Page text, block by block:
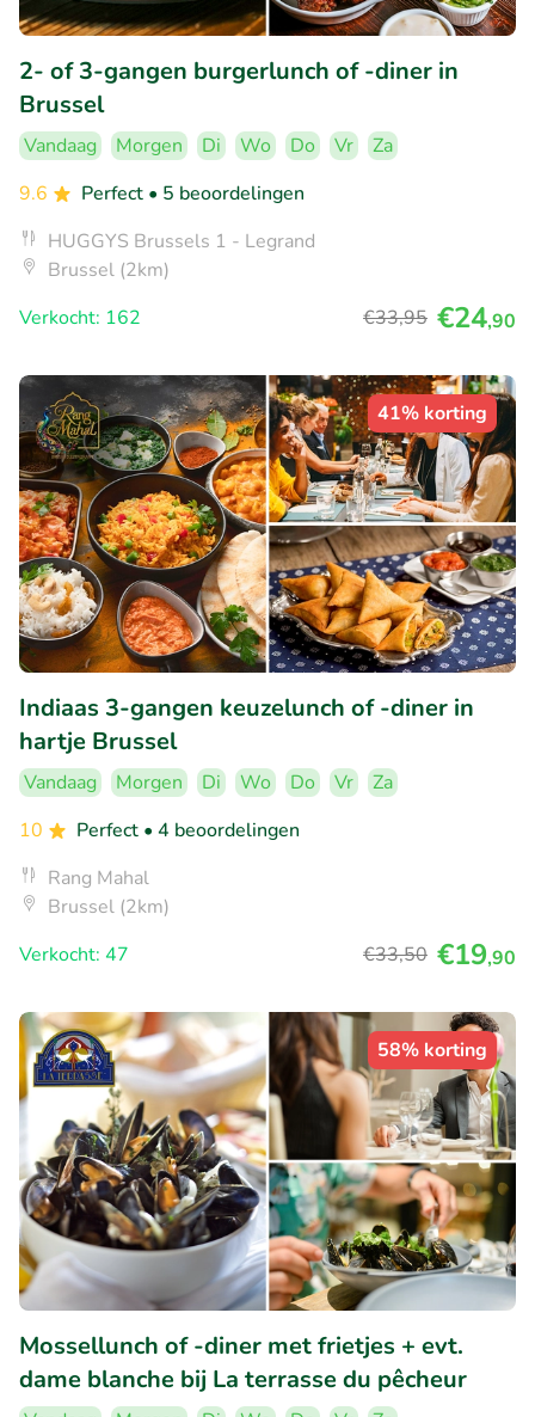
2- of 3-gangen burgerlunch of -diner in
Brussel
Vandaag Morgen Di Wo Do Vr
Za
9.6
Perfect • 5 beoordelingen
HUGGYS Brussels 1 - Legrand
Brussel (2km)
Verkocht: 162
€33,95 €24,90
41% korting
Indiaas 3-gangen keuzelunch of -diner in
hartje Brussel
Vandaag Morgen Di Wo Do Vr
Za
10
Perfect • 4 beoordelingen
Rang Mahal
Brussel (2km)
Verkocht: 47
€33,50 €19,90
58% korting
Mossellunch of -diner met frietjes + evt.
dame blanche bij La terrasse du pêcheur